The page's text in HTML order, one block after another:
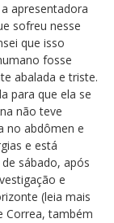
apresentadora
sofreu nesse
que isso
fosse
abalada e triste.
para que ela se
não teve
no abdômen e
e está
sábado, após
e
(leia mais
Correa, também